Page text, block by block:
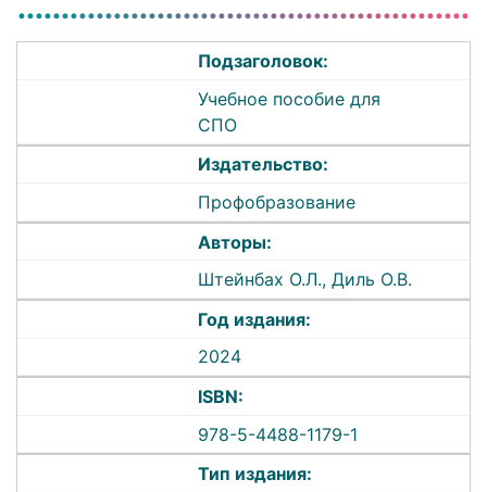
Подзаголовок:
Учебное пособие для
СПО
Издательство:
Профобразование
Авторы:
Штейнбах О.Л., Диль О.В.
Год издания:
2024
ISBN:
978-5-4488-1179-1
Тип издания: